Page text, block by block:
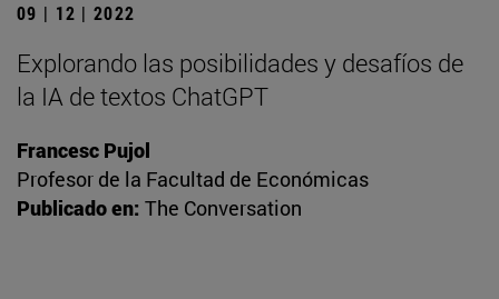
09 | 12 | 2022
Explorando las posibilidades y desafíos de
la IA de textos ChatGPT
Francesc Pujol
Profesor de la Facultad de Económicas
Publicado en: The Conversation